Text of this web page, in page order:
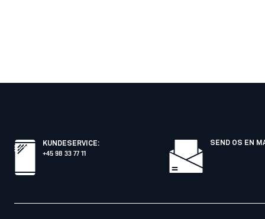
KUNDESERVICE:
+45 98 33 77 11
SEND OS EN